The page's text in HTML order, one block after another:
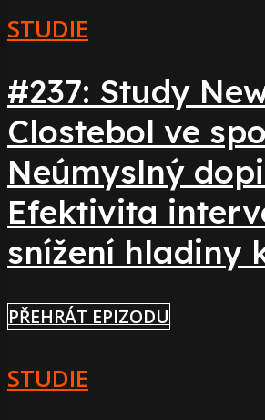
STUDIE
#237: Study
Clostebol ve
Neúmyslný
Efektivita
snížení hladiny
PŘEHRÁT EPIZODU
STUDIE